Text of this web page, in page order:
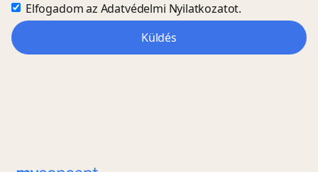
Elfogadom az Adatvédelmi Nyilatkozatot.